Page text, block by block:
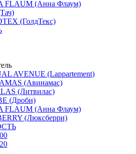
FLAUM (Анна Флаум)
(ГолдТекс)
AVENUE (Lappartement)
(Авинамас)
(Литвилас)
(Дроби)
FLAUM (Анна Флаум)
(Люксберри)